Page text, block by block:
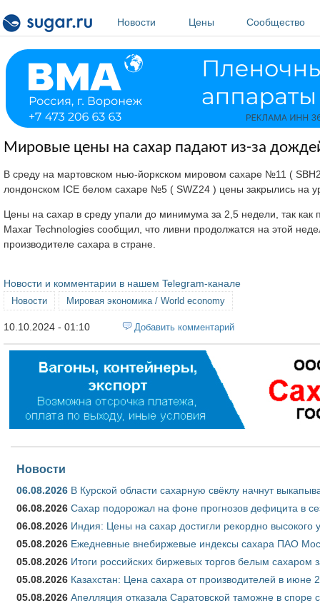
Новости
Цены Сообщество
Мировые цены на сахар падают из-за
В среду на мартовском нью-йоркском мировом сахаре №11 (
лондонском ICE белом сахаре №5 ( SWZ24 ) цены закрылись на
Цены на сахар в среду упали до минимума за 2,5 недели, так как
Maxar Technologies сообщил, что ливни продолжатся на этой
производителе сахара в стране.
Новости и комментарии в нашем Telegram-канале
Новости Мировая экономика / World economy
10.10.2024 - 01:10 Добавить комментарий
Новости
06.08.2026 В Курской области сахарную свёклу начнут
06.08.2026 Сахар подорожал на фоне прогнозов дефицита в
06.08.2026 Индия: Цены на сахар достигли рекордно высокого
05.08.2026 Ежедневные внебиржевые индексы сахара ПАО
05.08.2026 Итоги российских биржевых торгов белым сахаром
05.08.2026 Казахстан: Цена сахара от производителей в июне
05.08.2026 Апелляция отказала Саратовской таможне в